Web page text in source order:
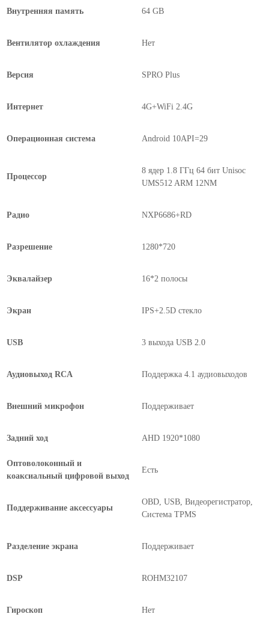
Внутренняя память 64 GB
Вентилятор охлаждения Нет
Версия SPRO Plus
Интернет 4G+WiFi 2.4G
Операционная система Android 10API=29
Процессор
8 ядер 1.8 ГГц 64 бит Unisoc
UMS512 ARM 12NM
Радио NXP6686+RD
Разрешение 1280*720
Эквалайзер 16*2 полосы
Экран IPS+2.5D стекло
USB 3 выхода USB 2.0
Аудиовыход RCA Поддержка 4.1 аудиовыходов
Внешний микрофон Поддерживает
Задний ход AHD 1920*1080
Оптоволоконный и
коаксиальный цифровой выход
Есть
Поддерживание аксессуары
OBD, USB, Видеорегистратор,
Система TPMS
Разделение экрана Поддерживает
DSP ROHM32107
Гироскоп Нет